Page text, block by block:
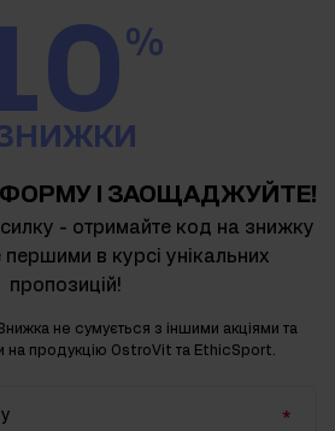
%
ФОРМУ І ЗАОЩАДЖУЙТЕ!
- отримайте код на знижку
в курсі унікальних
пропозицій!
не сумується з іншими акціями та
на продукцію OstroVit та EthicSport.